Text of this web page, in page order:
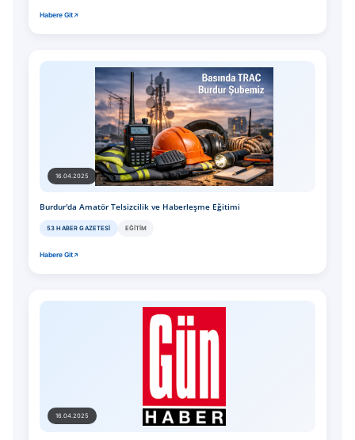
Habere Git
16.04.2025
Burdur'da Amatör Telsizcilik ve Haberleşme Eğitimi
53 HABER GAZETESI EĞITIM
Habere Git
16.04.2025